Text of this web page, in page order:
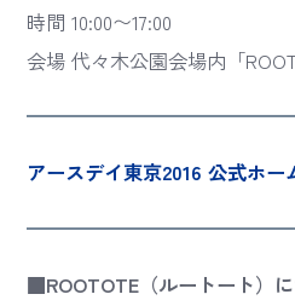
時間 10:00〜17:00
会場 代々木公園会場内「
アースデイ東京2016 公式ホー
■ROOTOTE（ルートート）